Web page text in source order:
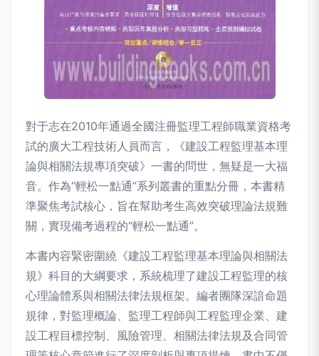
對于志在2010年通過全國注冊監理工程師職業資格考
試的廣大工程技術人員而言，《建設工程監理基本理
論與相關法規專項突破》一書的問世，無疑是一大福
音。作為“輕松一點通”系列叢書的重點分冊，本書精
準聚焦考試核心，旨在幫助考生高效突破理論法規難
關，實現備考過程的“輕松一點通”。
本書內容緊密圍繞《建設工程監理基本理論與相關法
規》科目的大綱要求，系統梳理了建設工程監理的核
心理論體系與相關法律法規框架。編者團隊深諳命題
規律，對監理概論、監理工程師與工程監理企業、建
設工程目標控制、風險管理、相關法律法規及合同管